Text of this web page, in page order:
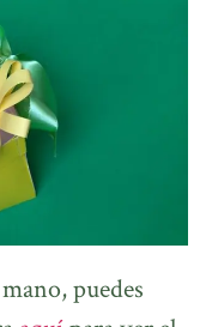
puedes